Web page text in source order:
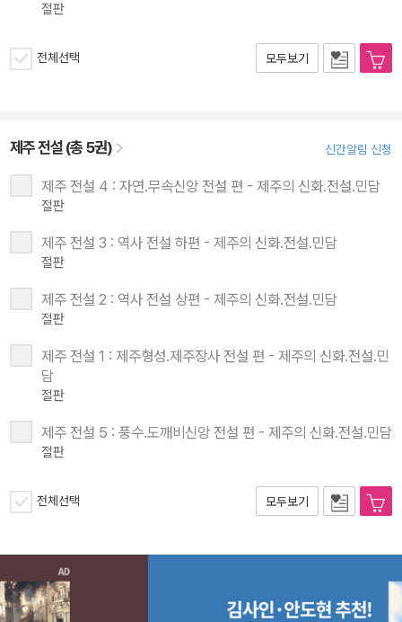
절판
전체선택 모두보기
제주 전설 (총 5권) 신간알림 신청
제주 전설 4 : 자연.무속신앙 전설 편 - 제주의 신화.전설.민담
절판
제주 전설 3 : 역사 전설 하편 - 제주의 신화.전설.민담
절판
제주 전설 2 : 역사 전설 상편 - 제주의 신화.전설.민담
절판
제주 전설 1 : 제주형성.제주장사 전설 편 - 제주의 신화.전설.민
담
절판
제주 전설 5 : 풍수.도깨비신앙 전설 편 - 제주의 신화.전설.민담
절판
전체선택 모두보기